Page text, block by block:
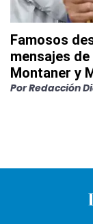
Famosos
mensajes
Montaner y
PorRedacción